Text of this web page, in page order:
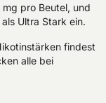
pro Beutel, und
Ultra Stark ein.
findest
alle bei